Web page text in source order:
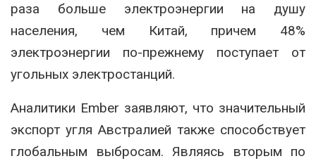
раза больше электроэнергии на душу
населения, чем Китай, причем 48%
электроэнергии по-прежнему поступает от
угольных электростанций.
Аналитики Ember заявляют, что значительный
экспорт угля Австралией также способствует
глобальным выбросам. Являясь вторым по